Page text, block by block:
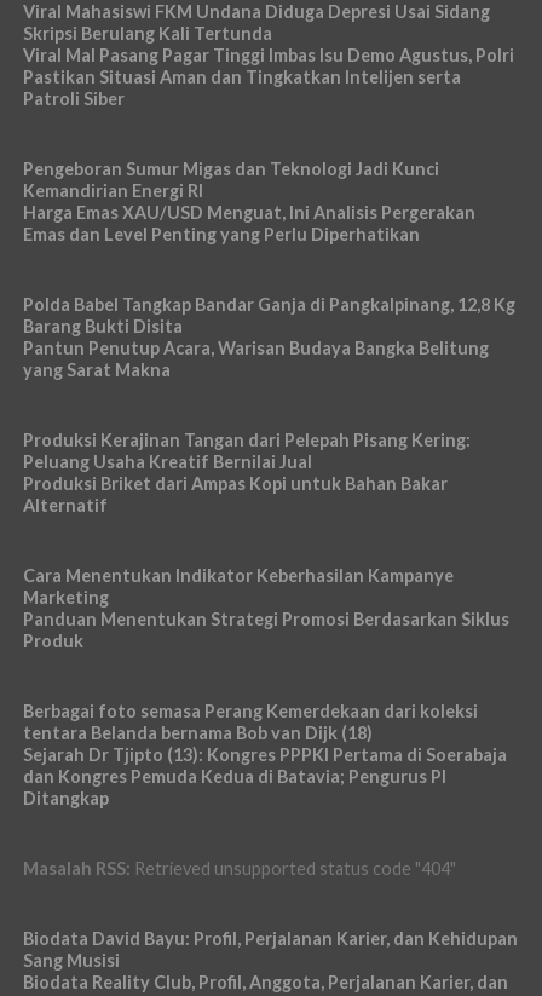
Viral Mahasiswi FKM Undana Diduga Depresi Usai Sidang
Skripsi Berulang Kali Tertunda
Viral Mal Pasang Pagar Tinggi Imbas Isu Demo Agustus, Polri
Pastikan Situasi Aman dan Tingkatkan Intelijen serta
Patroli Siber
Pengeboran Sumur Migas dan Teknologi Jadi Kunci
Kemandirian Energi RI
Harga Emas XAU/USD Menguat, Ini Analisis Pergerakan
Emas dan Level Penting yang Perlu Diperhatikan
Polda Babel Tangkap Bandar Ganja di Pangkalpinang, 12,8 Kg
Barang Bukti Disita
Pantun Penutup Acara, Warisan Budaya Bangka Belitung
yang Sarat Makna
Produksi Kerajinan Tangan dari Pelepah Pisang Kering:
Peluang Usaha Kreatif Bernilai Jual
Produksi Briket dari Ampas Kopi untuk Bahan Bakar
Alternatif
Cara Menentukan Indikator Keberhasilan Kampanye
Marketing
Panduan Menentukan Strategi Promosi Berdasarkan Siklus
Produk
Berbagai foto semasa Perang Kemerdekaan dari koleksi
tentara Belanda bernama Bob van Dijk (18)
Sejarah Dr Tjipto (13): Kongres PPPKI Pertama di Soerabaja
dan Kongres Pemuda Kedua di Batavia; Pengurus PI
Ditangkap
Masalah RSS: Retrieved unsupported status code "404"
Biodata David Bayu: Profil, Perjalanan Karier, dan Kehidupan
Sang Musisi
Biodata Reality Club, Profil, Anggota, Perjalanan Karier, dan